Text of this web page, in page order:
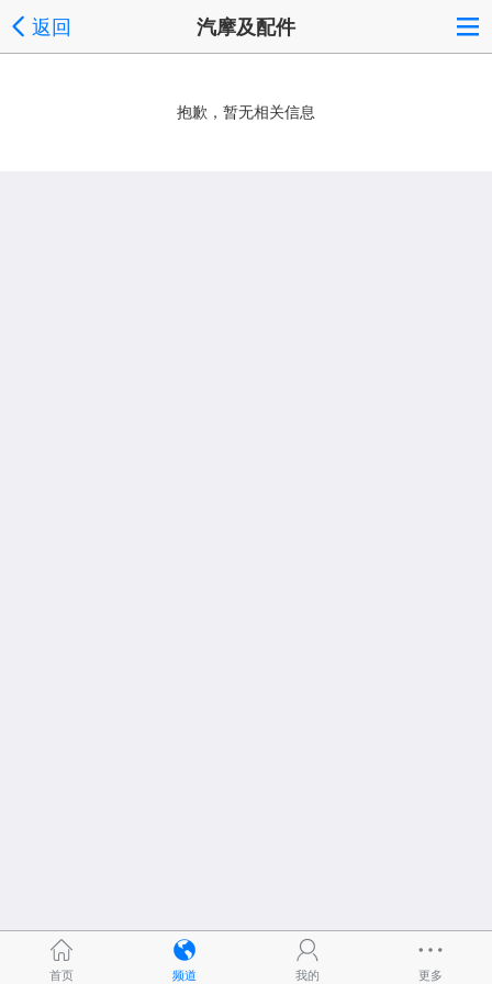
返回 汽摩及配件
抱歉，暂无相关信息
首页 频道 我的 更多